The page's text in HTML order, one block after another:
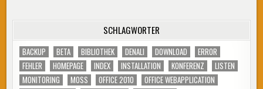
SCHLAGWÖRTER
BACKUP BETA BIBLIOTHEK DENALI DOWNLOAD
ERROR
FEHLER
HOMEPAGE INDEX INSTALLATION KONFERENZ
LISTEN
MONITORING
MOSS OFFICE 2010
OFFICE WEBAPPLICATION